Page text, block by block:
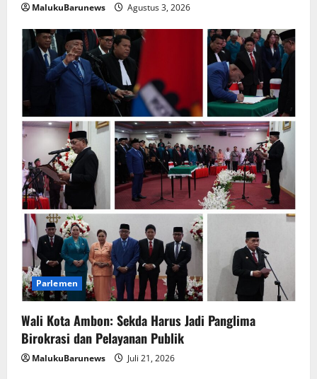
MalukuBarunews Agustus 3, 2026
Parlemen
Wali Kota Ambon: Sekda Harus Jadi Panglima
Birokrasi dan Pelayanan Publik
MalukuBarunews Juli 21, 2026